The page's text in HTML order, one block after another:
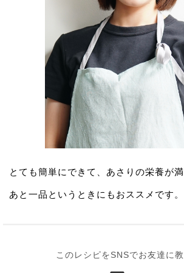
とても簡単にできて、あさりの栄養が満
あと一品というときにもおススメです。
このレシピをSNSでお友達に